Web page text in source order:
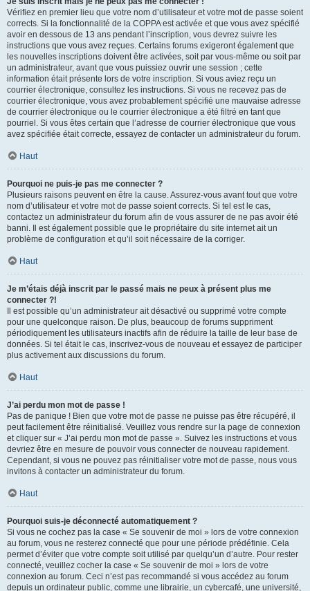
Vérifiez en premier lieu que votre nom d’utilisateur et votre mot de passe soient
corrects. Si la fonctionnalité de la COPPA est activée et que vous avez spécifié
avoir en dessous de 13 ans pendant l’inscription, vous devrez suivre les
instructions que vous avez reçues. Certains forums exigeront également que
les nouvelles inscriptions doivent être activées, soit par vous-même ou soit par
un administrateur, avant que vous puissiez ouvrir une session ; cette
information était présente lors de votre inscription. Si vous aviez reçu un
courrier électronique, consultez les instructions. Si vous ne recevez pas de
courrier électronique, vous avez probablement spécifié une mauvaise adresse
de courrier électronique ou le courrier électronique a été filtré en tant que
pourriel. Si vous êtes certain que l’adresse de courrier électronique que vous
avez spécifiée était correcte, essayez de contacter un administrateur du forum.
Haut
Pourquoi ne puis-je pas me connecter ?
Plusieurs raisons peuvent en être la cause. Assurez-vous avant tout que votre
nom d’utilisateur et votre mot de passe soient corrects. Si tel est le cas,
contactez un administrateur du forum afin de vous assurer de ne pas avoir été
banni. Il est également possible que le propriétaire du site internet ait un
problème de configuration et qu’il soit nécessaire de la corriger.
Haut
Je m’étais déjà inscrit par le passé mais ne peux à présent plus me
connecter ?!
Il est possible qu’un administrateur ait désactivé ou supprimé votre compte
pour une quelconque raison. De plus, beaucoup de forums suppriment
périodiquement les utilisateurs inactifs afin de réduire la taille de leur base de
données. Si tel était le cas, inscrivez-vous de nouveau et essayez de participer
plus activement aux discussions du forum.
Haut
J’ai perdu mon mot de passe !
Pas de panique ! Bien que votre mot de passe ne puisse pas être récupéré, il
peut facilement être réinitialisé. Veuillez vous rendre sur la page de connexion
et cliquer sur « J’ai perdu mon mot de passe ». Suivez les instructions et vous
devriez être en mesure de pouvoir vous connecter de nouveau rapidement.
Cependant, si vous ne pouvez pas réinitialiser votre mot de passe, nous vous
invitons à contacter un administrateur du forum.
Haut
Pourquoi suis-je déconnecté automatiquement ?
Si vous ne cochez pas la case « Se souvenir de moi » lors de votre connexion
au forum, vous ne resterez connecté que pour une période prédéfinie. Cela
permet d’éviter que votre compte soit utilisé par quelqu’un d’autre. Pour rester
connecté, veuillez cocher la case « Se souvenir de moi » lors de votre
connexion au forum. Ceci n’est pas recommandé si vous accédez au forum
depuis un ordinateur public, comme une librairie, un cybercafé, une université,